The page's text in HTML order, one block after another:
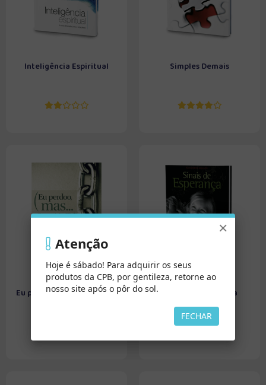
Inteligência Espiritual Simples Demais
Eu perdoo, mas... Por que é
Sinais de Esperança
×
Atenção
Hoje é sábado! Para adquirir os seus
produtos da CPB, por gentileza, retorne ao
nosso site após o pôr do sol.
FECHAR